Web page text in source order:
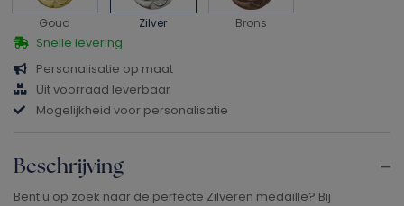
Personalisatie op maat
Uit voorraad leverbaar
Mogelijkheid voor personalisatie
Goud Zilver Brons
Snelle levering
Beschrijving
Bent u op zoek naar de perfecte Zilveren medaille? Bij